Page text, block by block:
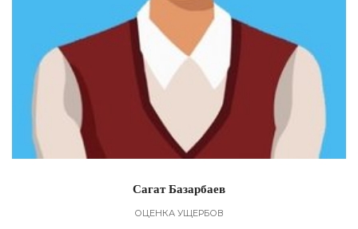
Сагат Базарбаев
ОЦЕНКА УЩЕРБОВ